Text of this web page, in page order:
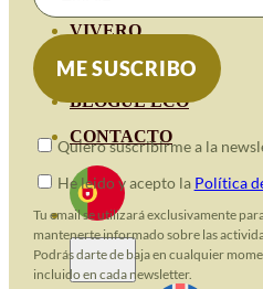
VIVERO
RECURSOS
BLOGUE ECO
CONTACTO
Quiero suscribirme a la
He leido y acepto la Política
Tu email se utilizará exclusivamente
mantenerte informado sobre las
Podrás darte de baja en cualquier
incluido en cada newsletter.